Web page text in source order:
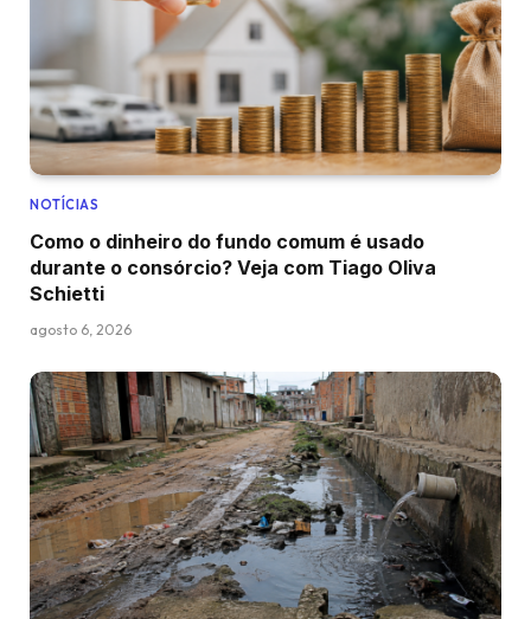
NOTÍCIAS
Como o dinheiro do fundo comum é usado
durante o consórcio? Veja com Tiago Oliva
Schietti
agosto 6, 2026